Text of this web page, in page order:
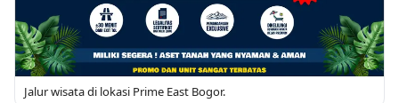
Jalur wisata di lokasi Prime East Bogor.